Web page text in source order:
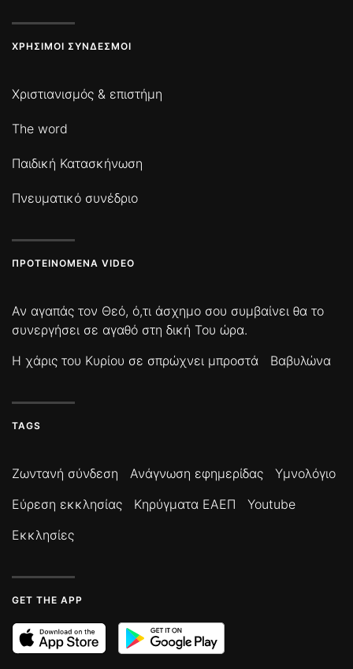
ΧΡΉΣΙΜΟΙ ΣΎΝΔΕΣΜΟΙ
Χριστιανισμός & επιστήμη
The word
Παιδική Κατασκήνωση
Πνευματικό συνέδριο
ΠΡΟΤΕΙΝΌΜΕΝΑ VIDEO
Αν αγαπάς τον Θεό, ό,τι άσχημο σου συμβαίνει θα το
συνεργήσει σε αγαθό στη δική Του ώρα.
Η χάρις του Κυρίου σε σπρώχνει μπροστά
Βαβυλώνα
TAGS
Ζωντανή σύνδεση Ανάγνωση εφημερίδας
Υμνολόγιο
Εύρεση εκκλησίας
Κηρύγματα ΕΑΕΠ
Youtube
Εκκλησίες
GET THE APP